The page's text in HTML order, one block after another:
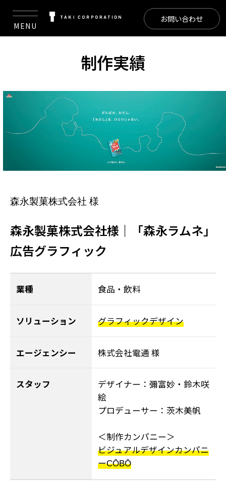
MENU
お問い合わせ
制作実績
森永製菓株式会社 様
森永製菓株式会社様｜「森永ラムネ」
広告グラフィック
業種 食品・飲料
ソリューション グラフィックデザイン
エージェンシー 株式会社電通 様
スタッフ
デザイナー：彌富妙・鈴木咲
絵
プロデューサー：茨木美帆
＜制作カンパニー＞
ビジュアルデザインカンパニ
ーCŌBŌ